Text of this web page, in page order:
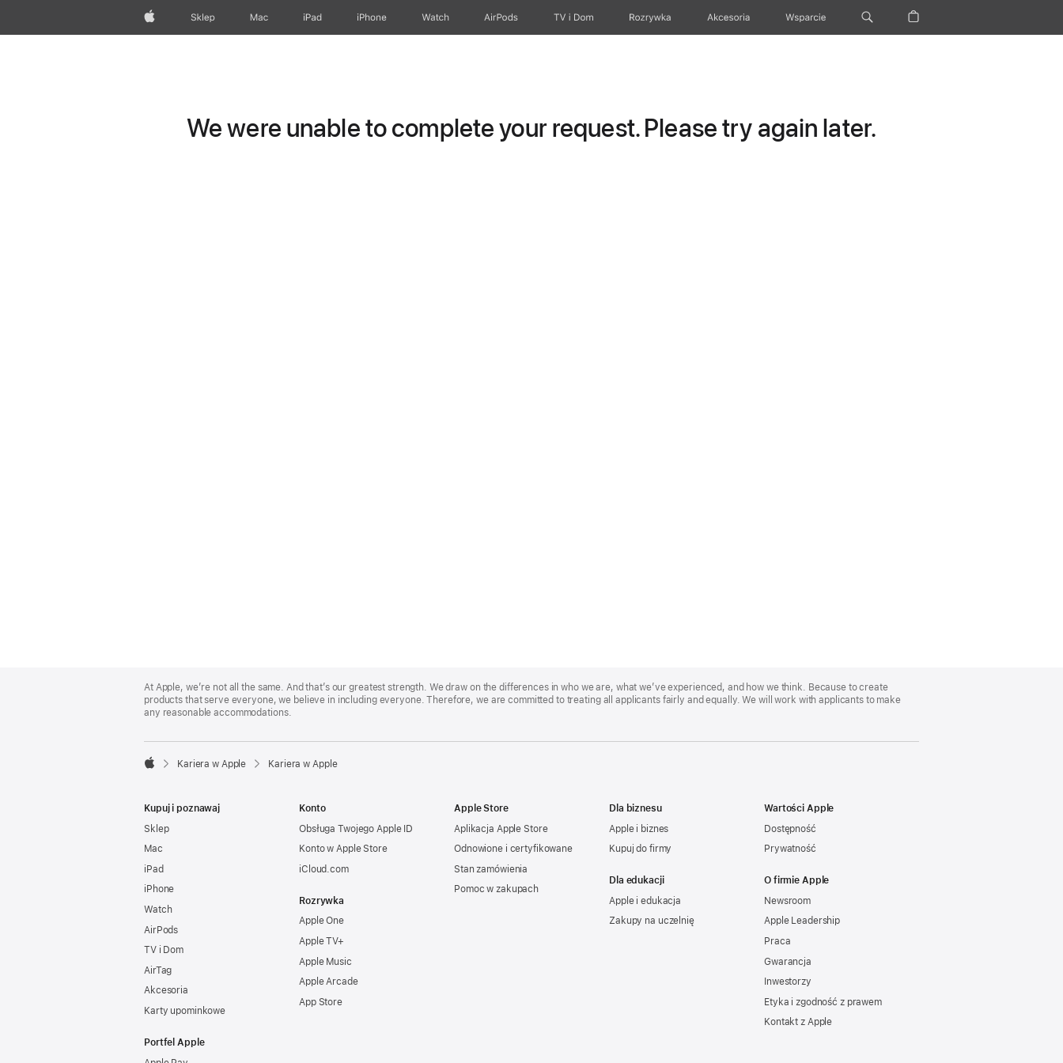
Apple Sklep Mac iPad iPhone Watch AirPods TV i Dom Rozrywka Akcesoria Wsparcie
We were unable to complete your request. Please try again later.
Footer
At Apple, we’re not all the same. And that’s our greatest strength. We draw on the differences in who we are, what we’ve experienced, and how we think. Because to create
products that serve everyone, we believe in including everyone. Therefore, we are committed to treating all applicants fairly and equally. We will work with applicants to make
any reasonable accommodations.

Kariera w Apple Kariera w Apple
Kupuj i poznawaj
Sklep
Mac
iPad
iPhone
Watch
AirPods
TV i Dom
AirTag
Akcesoria
Karty upominkowe
Portfel Apple
Konto
Obsługa Twojego Apple ID
Konto w Apple Store
iCloud.com
Rozrywka
Apple One
Apple TV+
Apple Music
Apple Arcade
App Store
Apple Store
Aplikacja Apple Store
Odnowione i certyfikowane
Stan zamówienia
Pomoc w zakupach
Dla biznesu
Apple i biznes
Kupuj do firmy
Dla edukacji
Apple i edukacja
Zakupy na uczelnię
Wartości Apple
Dostępność
Prywatność
O firmie Apple
Newsroom
Apple Leadership
Praca
Gwarancja
Inwestorzy
Etyka i zgodność z prawem
Kontakt z Apple